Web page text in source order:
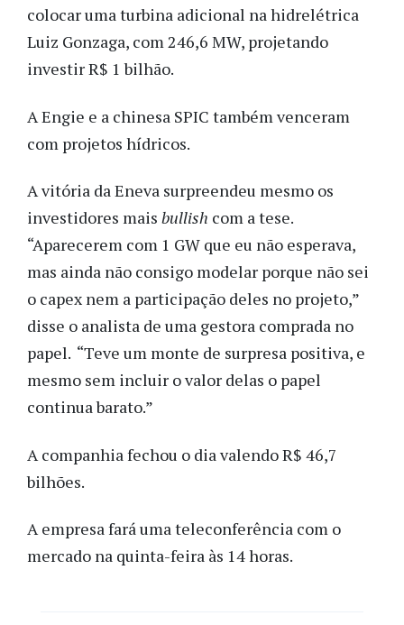
colocar uma turbina adicional na hidrelétrica
Luiz Gonzaga, com 246,6 MW, projetando
investir R$ 1 bilhão.
A Engie e a chinesa SPIC também venceram
com projetos hídricos.
A vitória da Eneva surpreendeu mesmo os
investidores mais bullish com a tese.
“Aparecerem com 1 GW que eu não esperava,
mas ainda não consigo modelar porque não sei
o capex nem a participação deles no projeto,”
disse o analista de uma gestora comprada no
papel. “Teve um monte de surpresa positiva, e
mesmo sem incluir o valor delas o papel
continua barato.”
A companhia fechou o dia valendo R$ 46,7
bilhões.
A empresa fará uma teleconferência com o
mercado na quinta-feira às 14 horas.